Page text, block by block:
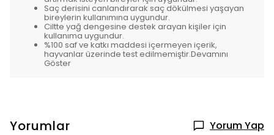
Saç derisini canlandırarak saç dökülmesi yaşayan
bireylerin kullanımına uygundur.
Ciltte yağ dengesine destek arayan kişiler için
kullanıma uygundur.
%100 saf ve katkı maddesi içermeyen içerik,
hayvanlar üzerinde test edilmemiştir.Devamını
Göster
Yorumlar Yorum Yap